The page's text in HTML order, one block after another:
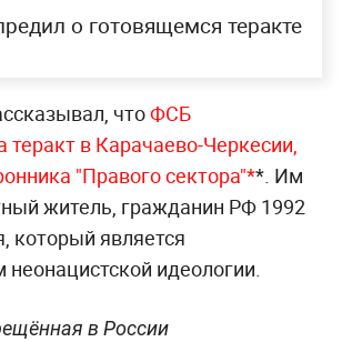
о готовящемся теракте
чтоФСБ
теракт в Карачаево-Черкесии,
"Правого сектора"**. Им
житель, гражданин РФ 1992
который является
идеологии.
в России